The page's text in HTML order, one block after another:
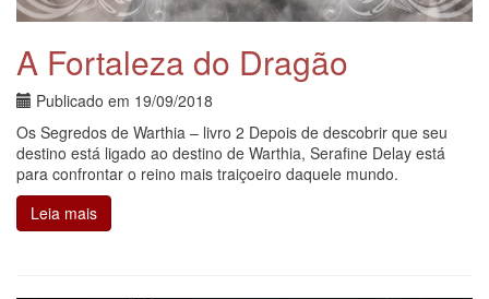
A Fortaleza do Dragão
Publicado em 19/09/2018
Os Segredos de Warthia – livro 2 Depois de descobrir que seu
destino está ligado ao destino de Warthia, Serafine Delay está
para confrontar o reino mais traiçoeiro daquele mundo.
Leia mais